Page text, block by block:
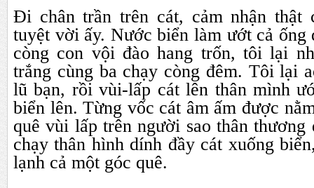
Đi chân trần trên cát, cảm nhận thật
tuyệt vời ấy. Nước biển làm ướt cả ống
còng con vội đào hang trốn, tôi lại
trắng cùng ba chạy còng đêm. Tôi lại
lũ bạn, rồi vùi-lấp cát lên thân mình
biển lên. Từng vốc cát âm ấm được
quê vùi lấp trên người sao thân thương
chạy thân hình dính đầy cát xuống
lạnh cả một góc quê.